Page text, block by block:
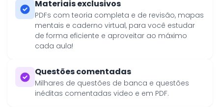
Materiais exclusivos
PDFs com teoria completa e de revisão, mapas
mentais e caderno virtual, para você estudar
de forma eficiente e aproveitar ao máximo
cada aula!
Questões comentadas
Milhares de questões de banca e questões
inéditas comentadas video e em PDF.